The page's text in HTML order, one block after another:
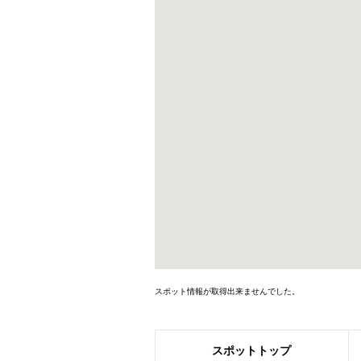
スポット情報が取得出来ませんでした。
スポット トップ